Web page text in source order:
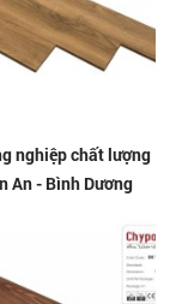
nghiệp chất lượng
An - Bình Dương